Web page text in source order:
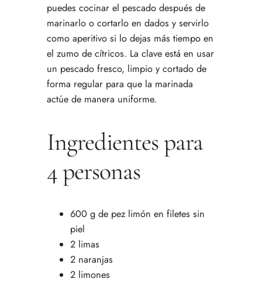
puedes cocinar el pescado después de
marinarlo o cortarlo en dados y servirlo
como aperitivo si lo dejas más tiempo en
el zumo de cítricos. La clave está en usar
un pescado fresco, limpio y cortado de
forma regular para que la marinada
actúe de manera uniforme.
Ingredientes para
4 personas
600 g de pez limón en filetes sin
piel
2 limas
2 naranjas
2 limones